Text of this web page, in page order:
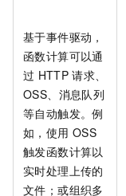
基于事件驱动，
函数计算可以通
过 HTTP 请求、
OSS、消息队列
等自动触发。例
如，使用 OSS
触发函数计算以
实时处理上传的
文件；或组织多